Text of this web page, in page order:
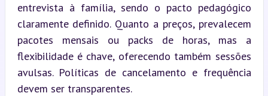
entrevista à família, sendo o pacto pedagógico
claramente definido. Quanto a preços, prevalecem
pacotes mensais ou packs de horas, mas a
flexibilidade é chave, oferecendo também sessões
avulsas. Políticas de cancelamento e frequência
devem ser transparentes.